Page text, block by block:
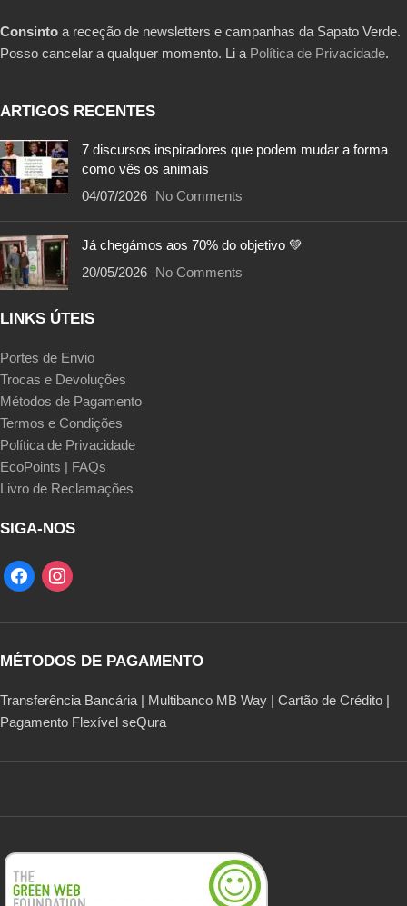
Consinto a receção de newsletters e campanhas da Sapato Verde.
Posso cancelar a qualquer momento. Li a Política de Privacidade.
ARTIGOS RECENTES
7 discursos inspiradores que podem mudar a forma
como vês os animais
04/07/2026 No Comments
Já chegámos aos 70% do objetivo 💚
20/05/2026 No Comments
LINKS ÚTEIS
Portes de Envio
Trocas e Devoluções
Métodos de Pagamento
Termos e Condições
Política de Privacidade
EcoPoints | FAQs
Livro de Reclamações
SIGA-NOS
MÉTODOS DE PAGAMENTO
Transferência Bancária | Multibanco MB Way | Cartão de Crédito |
Pagamento Flexível seQura